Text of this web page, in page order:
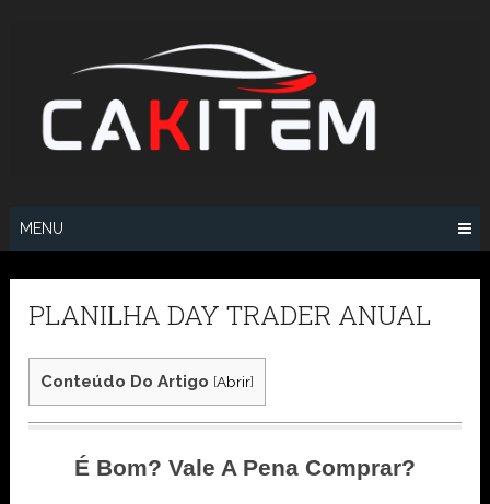
MENU
PLANILHA DAY TRADER ANUAL
Conteúdo Do Artigo [Abrir]
É Bom? Vale A Pena Comprar?